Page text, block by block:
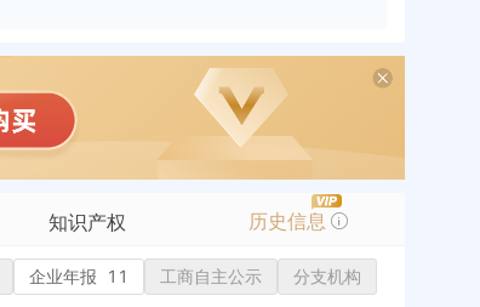
知识产权 历史信息
商标信息
企业年报 11 工商自主公示
分支机构